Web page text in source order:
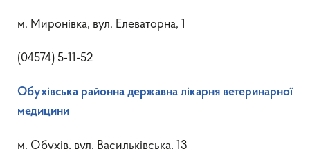
м. Миронівка, вул. Елеваторна, 1
(04574) 5-11-52
Обухівська районна державна лікарня ветеринарної
медицини
м. Обухів, вул. Васильківська, 13